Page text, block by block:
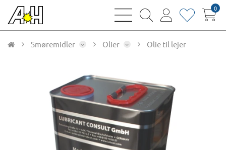
bars
magnifying
user
heart0
Smøremidler Olier Olie til lejer